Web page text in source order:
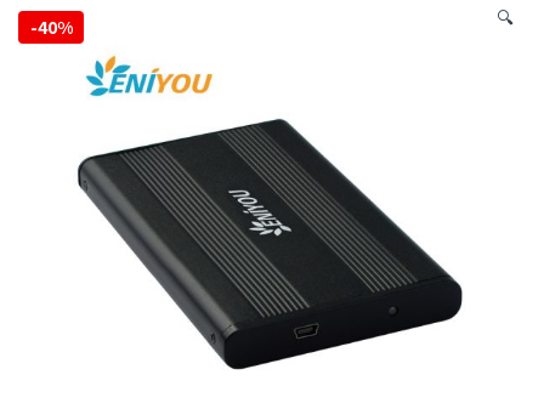
-40% 🔍